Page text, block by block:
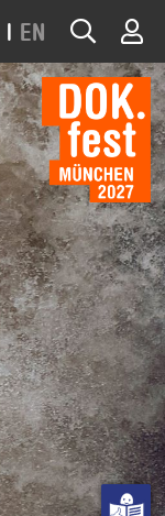
| EN